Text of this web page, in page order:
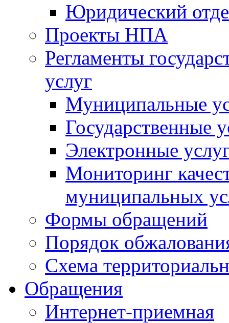
Юридический
Проекты НПА
Регламенты
услуг
Муниципальные
Государственные
Электронные
Мониторинг
муниципальных
Формы обращений
Порядок
Схема
Обращения
Интернет-приемная